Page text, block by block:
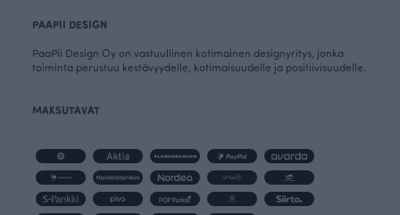
PAAPII DESIGN
PaaPii Design Oy on vastuullinen kotimainen designyritys, jonka
toiminta perustuu kestävyydelle, kotimaisuudelle ja positiivisuudelle.
MAKSUTAVAT